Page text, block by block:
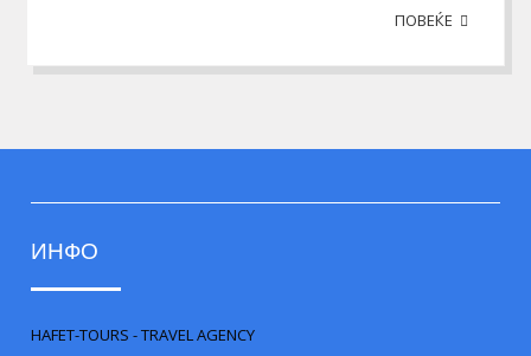
ПОВЕЌЕ
ИНФО
HAFET-TOURS - TRAVEL AGENCY